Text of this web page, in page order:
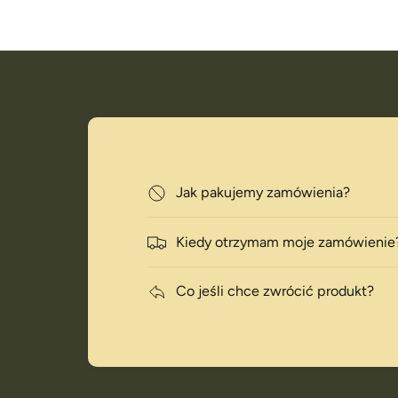
Jak pakujemy zamówienia?
Kiedy otrzymam moje
Co jeśli chce zwrócić produkt?